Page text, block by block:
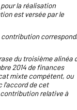
la réalisation
est versée par le
contribution
du troisième alinéa
2014 de finances
mixte compétent, ou
l'accord de cet
relative à